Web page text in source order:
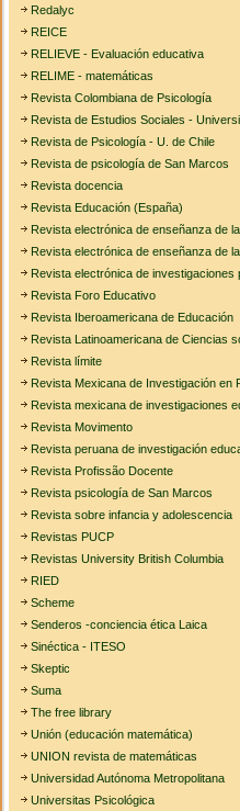
Redalyc
REICE
RELIEVE - Evaluación educativa
RELIME - matemáticas
Revista Colombiana de Psicología
Revista de Estudios Sociales -
Revista de Psicología - U. de Chile
Revista de psicología de San Marcos
Revista docencia
Revista Educación (España)
Revista electrónica de enseñanza de
Revista electrónica de enseñanza de
Revista electrónica de investigaciones
Revista Foro Educativo
Revista Iberoamericana de Educación
Revista Latinoamericana de Ciencias
Revista límite
Revista Mexicana de Investigación en
Revista mexicana de investigaciones
Revista Movimento
Revista peruana de investigación
Revista Profissão Docente
Revista psicología de San Marcos
Revista sobre infancia y adolescencia
Revistas PUCP
Revistas University British Columbia
RIED
Scheme
Senderos -conciencia ética Laica
Sinéctica - ITESO
Skeptic
Suma
The free library
Unión (educación matemática)
UNION revista de matemáticas
Universidad Autónoma Metropolitana
Universitas Psicológica